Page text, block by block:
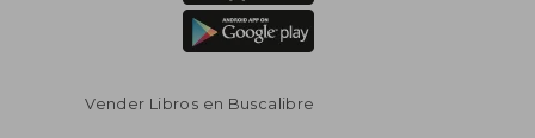
Vender Libros en Buscalibre